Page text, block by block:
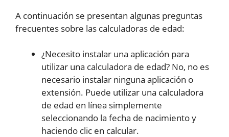
A continuación se presentan algunas preguntas
frecuentes sobre las calculadoras de edad:
¿Necesito instalar una aplicación para
utilizar una calculadora de edad? No, no es
necesario instalar ninguna aplicación o
extensión. Puede utilizar una calculadora
de edad en línea simplemente
seleccionando la fecha de nacimiento y
haciendo clic en calcular.